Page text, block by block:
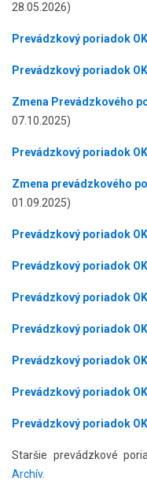
28.05.2026)
Prevádzkový poriadok
Prevádzkový poriadok
Zmena Prevádzkového
07.10.2025)
Prevádzkový poriadok
Zmena prevádzkového
01.09.2025)
Prevádzkový poriadok
Prevádzkový poriadok
Prevádzkový poriadok
Prevádzkový poriadok
Prevádzkový poriadok
Prevádzkový poriadok
Prevádzkový poriadok
Staršie prevádzkové
Archív.